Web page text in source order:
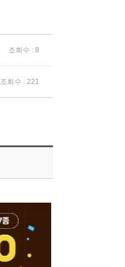
조회수 : 8
조회수 : 221